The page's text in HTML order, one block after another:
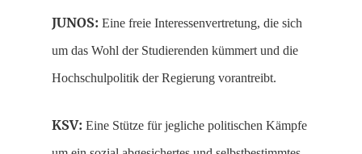
JUNOS: Eine freie Interessenvertretung, die sich
um das Wohl der Studierenden kümmert und die
Hochschulpolitik der Regierung vorantreibt.
KSV: Eine Stütze für jegliche politischen Kämpfe